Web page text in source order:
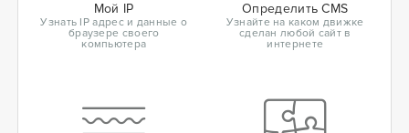
Мой IP
Узнать IP адрес и данные о
браузере своего
компьютера
Определить CMS
Узнайте на каком движке
сделан любой сайт в
интернете